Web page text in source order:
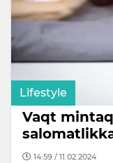
Lifestyle
Vaqt
14:59 / 11.02.2024